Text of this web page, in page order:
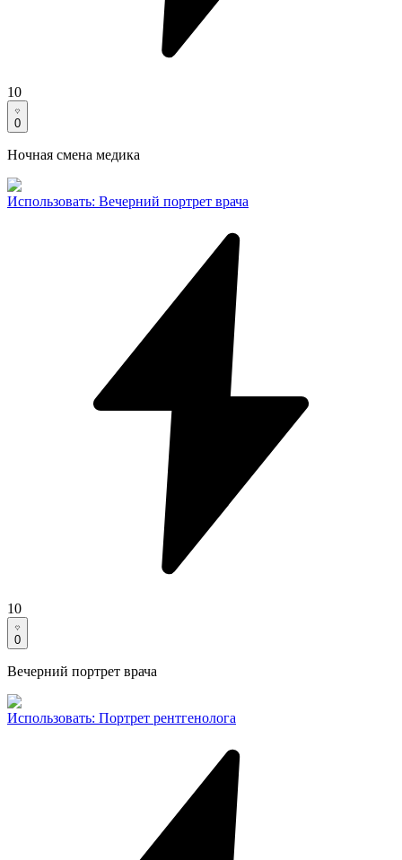
10
0
Ночная смена медика
Использовать: Вечерний портрет врача
10
0
Вечерний портрет врача
Использовать: Портрет рентгенолога